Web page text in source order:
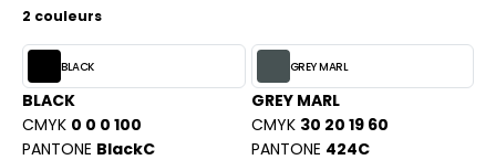
VETEMENTS
- BLANKS
2 couleurs
BLACK
BLACK
CMYK 0 0 0 100
PANTONE BlackC
GREY MARL
GREY MARL
CMYK 30 20 19 60
PANTONE 424C